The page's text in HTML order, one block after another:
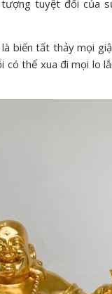
tuyệt đối của
biến tất thảy mọi
thể xua đi mọi lo